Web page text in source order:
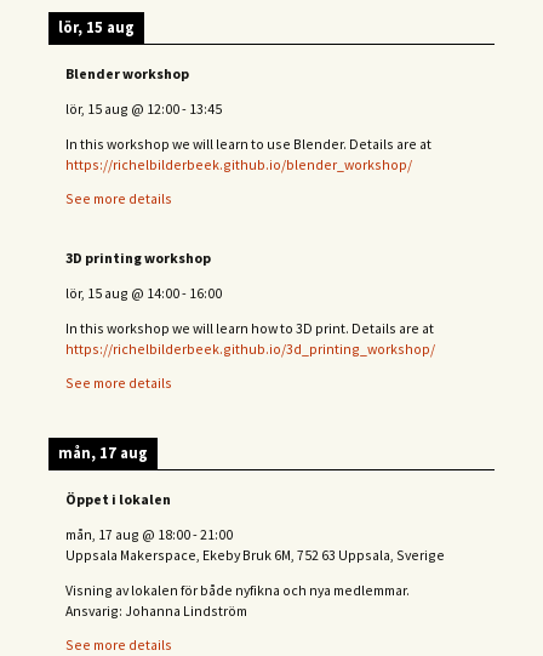
lör, 15 aug
Blender workshop
lör, 15 aug @ 12:00- 13:45
In this workshop we will learn to use Blender. Details are at
https://richelbilderbeek.github.io/blender_workshop/
See more details
3D printing workshop
lör, 15 aug @ 14:00- 16:00
In this workshop we will learn how to 3D print. Details are at
https://richelbilderbeek.github.io/3d_printing_workshop/
See more details
mån, 17 aug
Öppet i lokalen
mån, 17 aug @ 18:00-21:00
Uppsala Makerspace, Ekeby Bruk 6M, 752 63 Uppsala, Sverige
Visning av lokalen för både nyfikna och nya medlemmar.
Ansvarig: Johanna Lindström
See more details